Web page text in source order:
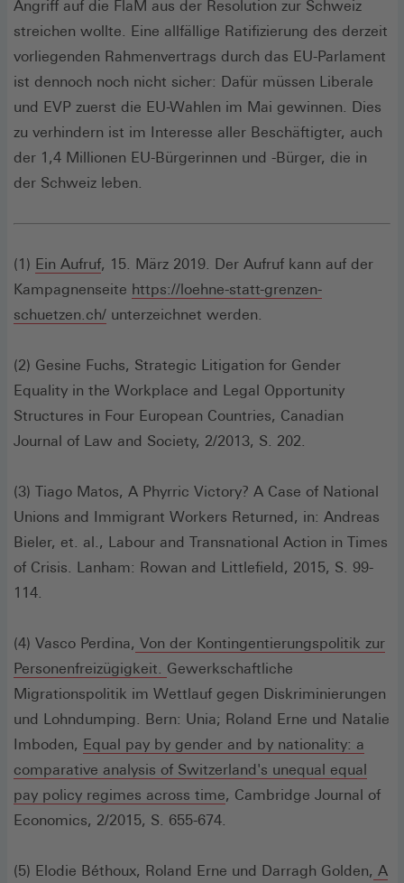
Angriff auf die FlaM aus der Resolution zur Schweiz
streichen wollte. Eine allfällige Ratifizierung des derzeit
vorliegenden Rahmenvertrags durch das EU-Parlament
ist dennoch noch nicht sicher: Dafür müssen Liberale
und EVP zuerst die EU-Wahlen im Mai gewinnen. Dies
zu verhindern ist im Interesse aller Beschäftigter, auch
der 1,4 Millionen EU-Bürgerinnen und -Bürger, die in
der Schweiz leben.
(1) Ein Aufruf(Öffnet
in
einem
Fenster)
, 15. März 2019. Der Aufruf kann auf der
Kampagnenseite https://loehne-statt-grenzen-
schuetzen.ch/(Öffnet
einem
neuen
Fenster)
unterzeichnet werden.
(2) Gesine Fuchs, Strategic Litigation for Gender
Equality in the Workplace and Legal Opportunity
Structures in Four European Countries, Canadian
Journal of Law and Society, 2/2013, S. 202.
(3) Tiago Matos, A Phyrric Victory? A Case of National
Unions and Immigrant Workers Returned, in: Andreas
Bieler, et. al., Labour and Transnational Action in Times
of Crisis. Lanham: Rowan and Littlefield, 2015, S. 99-
114.
(4) Vasco Perdina, Von der Kontingentierungspolitik zur
Personenfreizügigkeit. (Öffnet
in
einem
neuen
Fenster)
Gewerkschaftliche
Migrationspolitik im Wettlauf gegen Diskriminierungen
und Lohndumping. Bern: Unia; Roland Erne und Natalie
Imboden, Equal pay by gender and by nationality: a
comparative analysis of Switzerland's unequal equal
pay policy regimes across time (Öffnet
neuen
, Cambridge Journal of
Economics, 2/2015, S. 655-674.
(5) Elodie Béthoux, Roland Erne und Darragh Golden, A